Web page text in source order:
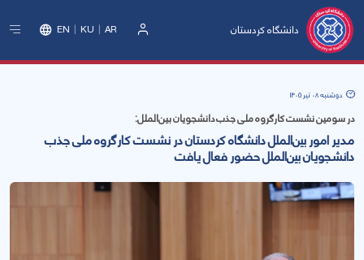
دانشگاه کردستان EN KU AR
دوشنبه 08 تیر 1405
در سومین نشست کارگروه ملی جذب دانشجویان بین‌الملل:
مدیر امور بین‌الملل دانشگاه کردستان در نشست کارگروه ملی جذب
دانشجویان بین‌الملل حضور فعال یافت